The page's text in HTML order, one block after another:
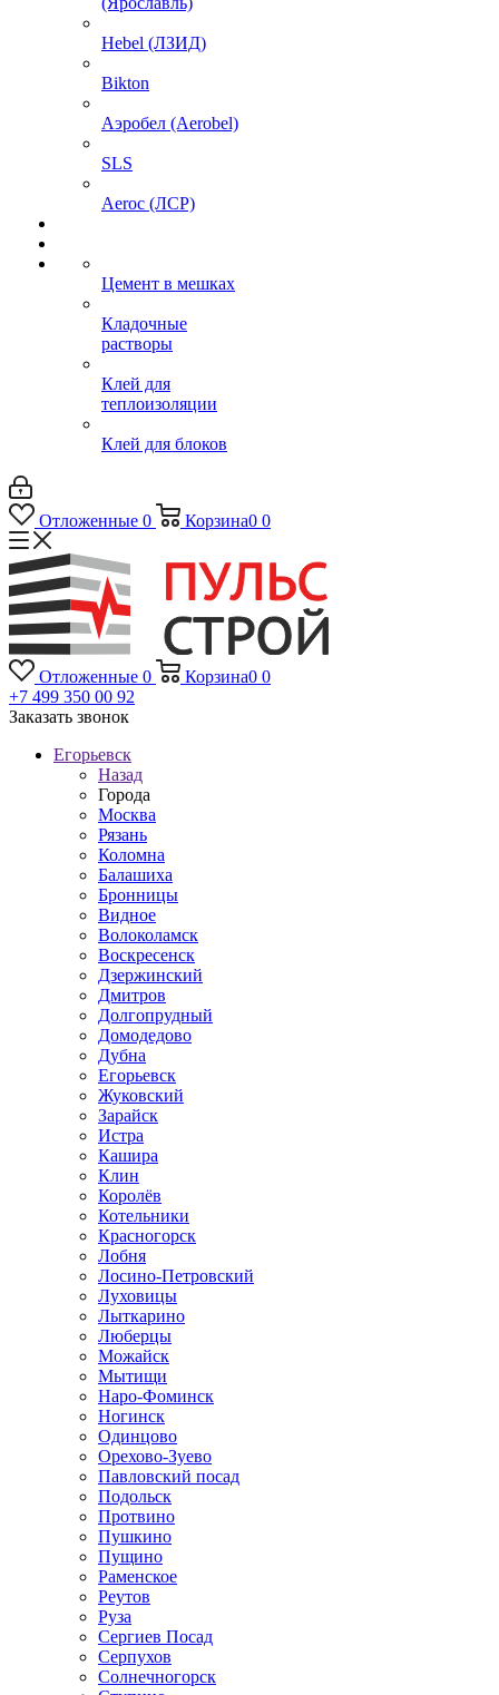
Hebel (ЛЗИД)
Bikton
Аэробел (Aerobel)
SLS
Aeroc (ЛСР)
Цемент в мешках
Кладочные
растворы
Клей для
теплоизоляции
Клей для блоков
Отложенные 0 Корзина0 0
Отложенные 0 Корзина0 0
+7 499 350 00 92
Заказать звонок
Егорьевск
Назад
Города
Москва
Рязань
Коломна
Балашиха
Бронницы
Видное
Волоколамск
Воскресенск
Дзержинский
Дмитров
Долгопрудный
Домодедово
Дубна
Егорьевск
Жуковский
Зарайск
Истра
Кашира
Клин
Королёв
Котельники
Красногорск
Лобня
Лосино-Петровский
Луховицы
Лыткарино
Люберцы
Можайск
Мытищи
Наро-Фоминск
Ногинск
Одинцово
Орехово-Зуево
Павловский посад
Подольск
Протвино
Пушкино
Пущино
Раменское
Реутов
Руза
Сергиев Посад
Серпухов
Солнечногорск